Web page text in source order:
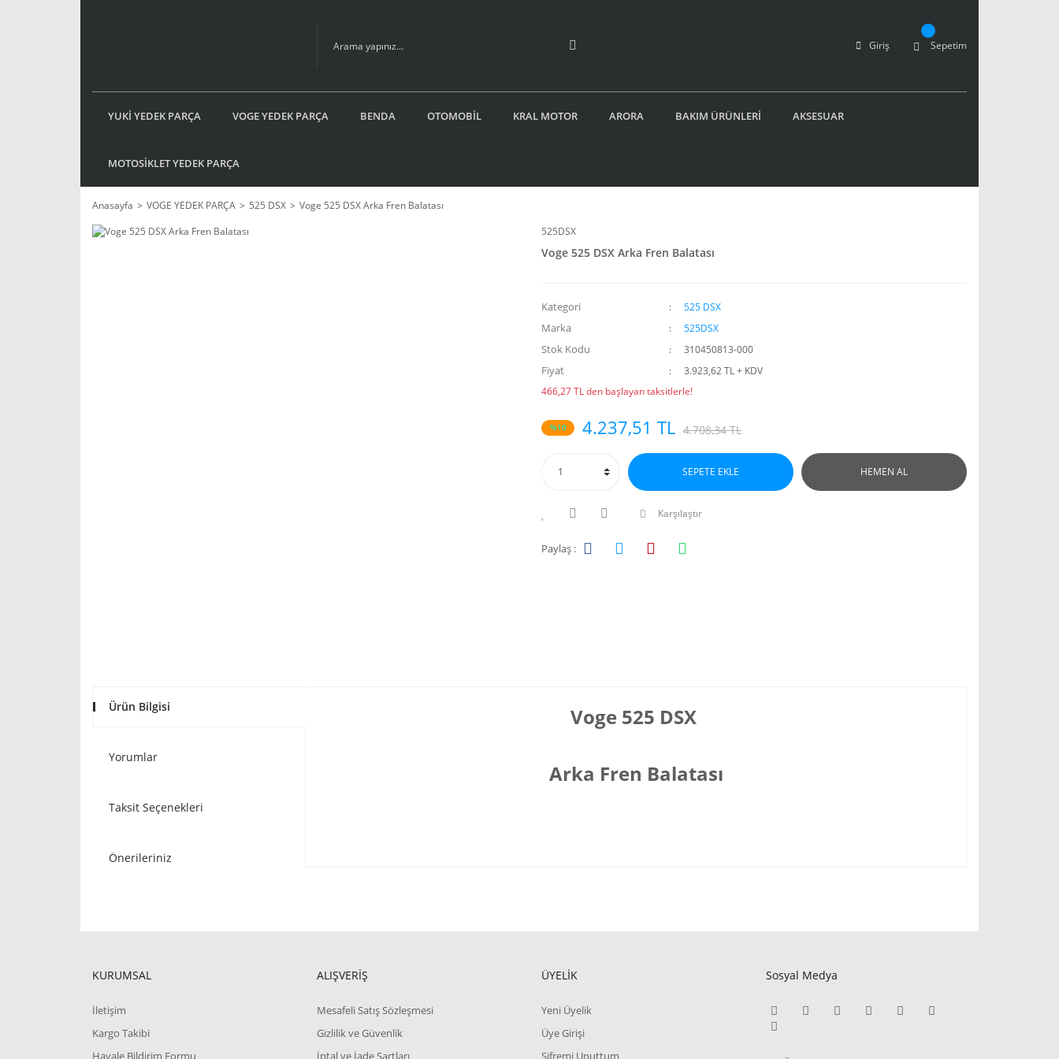
Giriş Sepetim
YUKİ YEDEK PARÇA VOGE YEDEK PARÇA BENDA OTOMOBİL KRAL MOTOR ARORA BAKIM ÜRÜNLERİ AKSESUAR
MOTOSİKLET YEDEK PARÇA
Anasayfa VOGE YEDEK PARÇA 525 DSX
Voge 525 DSX Arka Fren Balatası
525DSX
Voge 525 DSX Arka Fren Balatası
Kategori 525 DSX
Marka 525DSX
Stok Kodu 310450813-000
Fiyat
3.923,62 TL + KDV
466,27 TL den başlayan taksitlerle!
%10 4.237,51 TL 4.708,34 TL
SEPETE EKLE HEMEN AL
Karşılaştır
Paylaş :
Ürün Bilgisi
Yorumlar
Taksit Seçenekleri
Önerileriniz
Voge 525 DSX
Arka Fren Balatası
KURUMSAL
İletişim
Kargo Takibi
Havale Bildirim Formu
ALIŞVERİŞ
Mesafeli Satış Sözleşmesi
Gizlilik ve Güvenlik
İptal ve İade Şartları
ÜYELİK
Yeni Üyelik
Üye Girişi
Şifremi Unuttum
Sosyal Medya